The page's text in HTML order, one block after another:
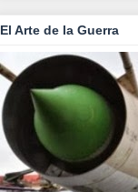
El Arte de la Guerra